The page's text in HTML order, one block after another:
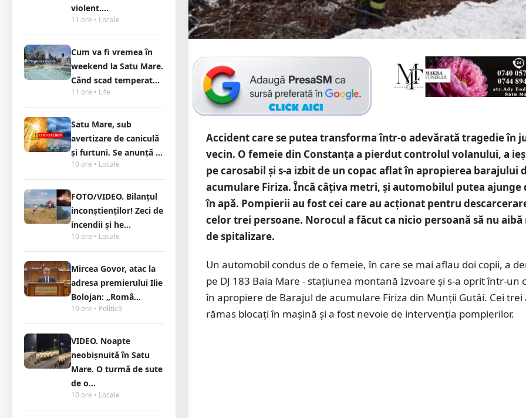
violent....
11 ore • Locale
Cum va fi vremea în
weekend la Satu Mare.
Când scad temperat...
11 ore • Life
Satu Mare, sub
avertizare de caniculă
și furtuni. Se anunță ...
10 ore • Locale
FOTO/VIDEO. Bilanțul
inconștienților! Zeci de
incendii și he...
10 ore • Locale
Mircea Govor, atac la
adresa premierului Ilie
Bolojan: „Româ...
10 ore • Politică
VIDEO. Noapte
neobișnuită în Satu
Mare. O turmă de sute
de o...
10 ore • Locale
Accident care se putea transforma într-o adevărată tragedie în
vecin. O femeie din Constanța a pierdut controlul volanului, a
pe carosabil și s-a izbit de un copac aflat în apropierea barajului
acumulare Firiza. Încă câțiva metri, și automobilul putea ajunge
în apă. Pompierii au fost cei care au acționat pentru
celor trei persoane. Norocul a făcut ca nicio persoană să nu aibă
de spitalizare.
Un automobil condus de o femeie, în care se mai aflau doi copii, a
pe DJ 183 Baia Mare - staţiunea montană Izvoare şi s-a oprit într-un
în apropiere de Barajul de acumulare Firiza din Munţii Gutâi. Cei trei
rămas blocați în mașină și a fost nevoie de intervenția pompierilor.